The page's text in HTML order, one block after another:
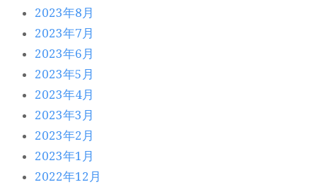
2023年8月
2023年7月
2023年6月
2023年5月
2023年4月
2023年3月
2023年2月
2023年1月
2022年12月